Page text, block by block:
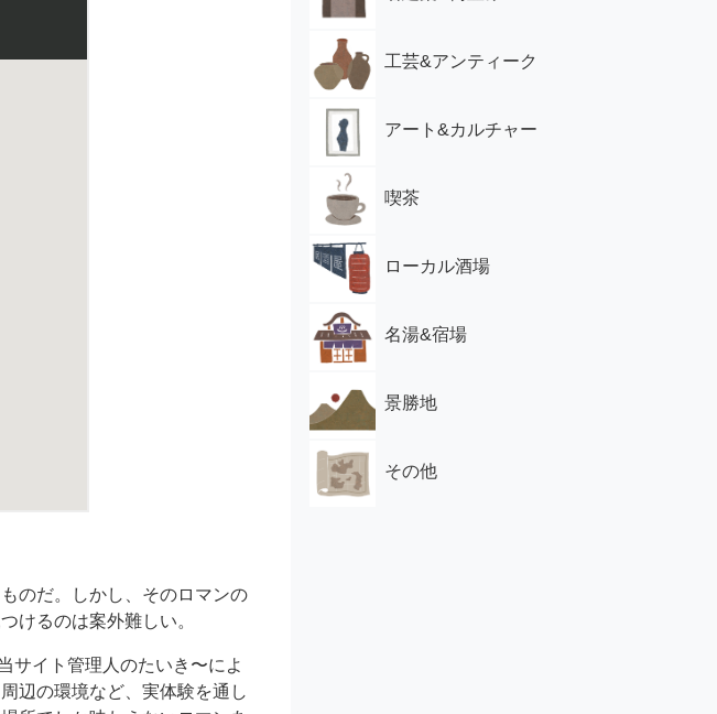
のだ。
しかし、そのロマンの
つけるのは案外難しい。
サイト管理人のたいき〜によ
辺の環境など、実体験を通し
工芸&アンティーク
アート&カルチャー
喫茶
ローカル酒場
名湯&宿場
景勝地
その他